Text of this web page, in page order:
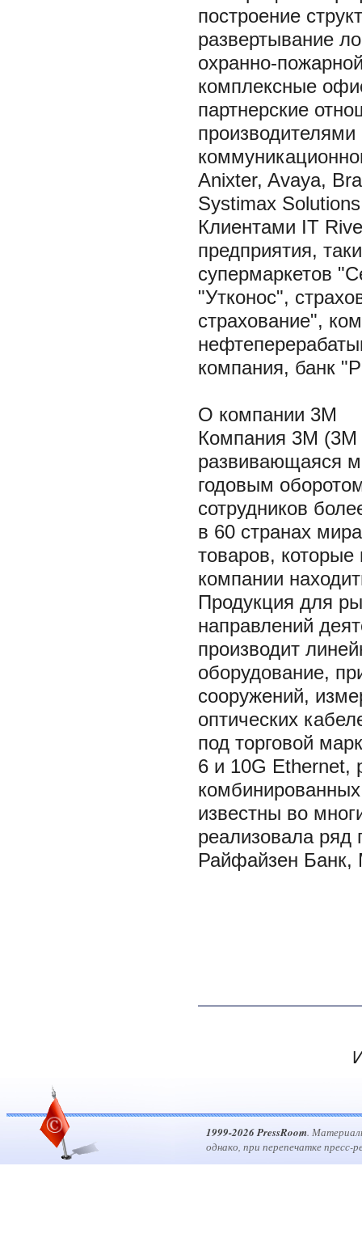
построение
развертывание
охранно-
комплексные
партнерские
производителями
Anixter, Avaya,
Systimax
Клиентами IT
предприятия,
супермаркетов
"Утконос",
страхование",
компания, банк
О компании 3M
Компания 3М (3M
развивающаяся
годовым
сотрудников
в 60 странах
товаров,
компании
Продукция для
направлений
производит
оборудование,
сооружений,
оптических
под торговой
6 и 10G Ethernet,
известны во
реализовала ряд
Райфайзен
1999-2026 PressRoom.
однако, при перепечатке пресс-